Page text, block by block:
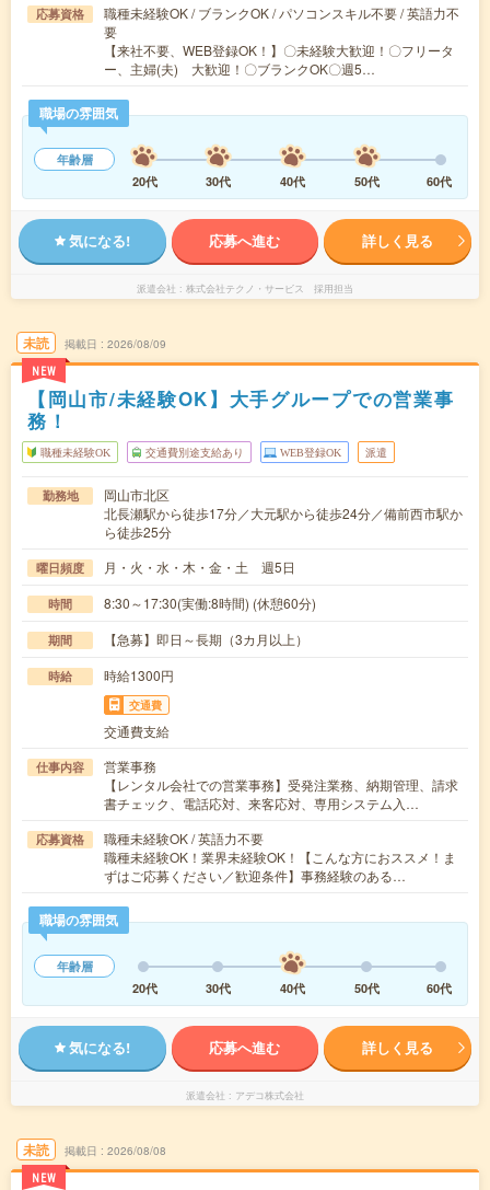
応募資格
職種未経験OK / ブランクOK / パソコンスキル不要 / 英語力不
要
【来社不要、WEB登録OK！】〇未経験大歓迎！〇フリータ
ー、主婦(夫) 大歓迎！〇ブランクOK〇週5…
職場の雰囲気
年齢層
20代
30代 40代 50代 60代
気になる! 応募へ進む 詳しく見る
派遣会社 株式会社テクノ・サービス 採用担当
未読
NEW
掲載日 2026/08/09
【岡山市/未経験OK】大手グループでの営業事
務！
職種未経験OK 交通費別途支給あり WEB登録OK 派遣
勤務地
岡山市北区
北長瀬駅から徒歩17分／大元駅から徒歩24分／備前西市駅か
ら徒歩25分
曜日頻度 月・火・水・木・金・土 週5日
時間 8:30～17:30(実働:8時間) (休憩60分)
期間 【急募】即日～長期（3カ月以上）
時給 時給1300円
交通費
交通費支給
仕事内容
営業事務
【レンタル会社での営業事務】受発注業務、納期管理、請求
書チェック、電話応対、来客応対、専用システム入…
応募資格
職種未経験OK / 英語力不要
職種未経験OK！業界未経験OK！【こんな方におススメ！ま
ずはご応募ください／歓迎条件】事務経験のある…
職場の雰囲気
年齢層
20代
30代 40代 50代 60代
気になる! 応募へ進む 詳しく見る
派遣会社 アデコ株式会社
未読
NEW
掲載日 2026/08/08